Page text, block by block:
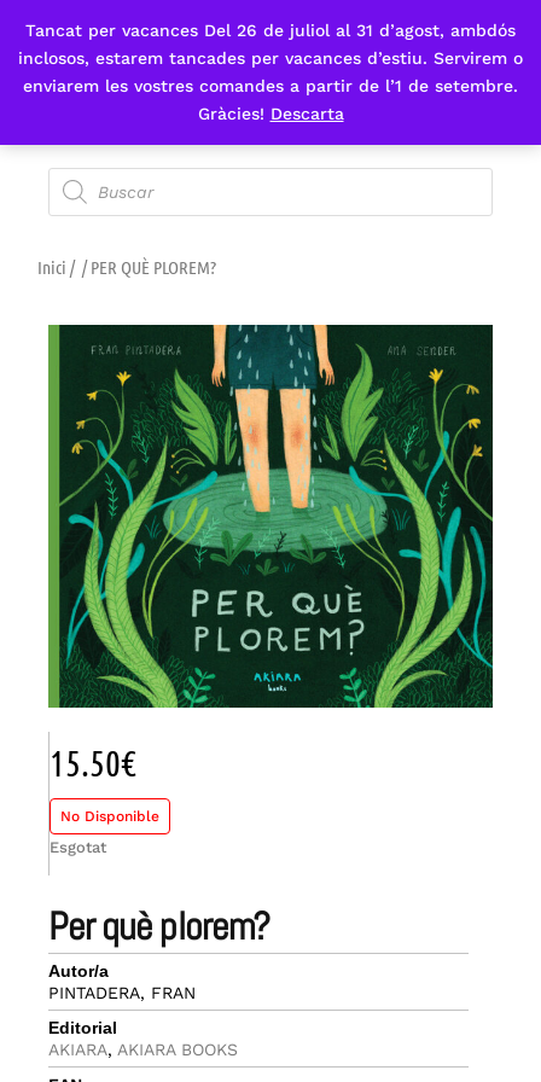
Tancat per vacances Del 26 de juliol al 31 d’agost, ambdós
inclosos, estarem tancades per vacances d’estiu. Servirem o
enviarem les vostres comandes a partir de l’1 de setembre.
Gràcies! Descarta
Fes-te'n sòcia
Inici / / PER QUÈ PLOREM?
per què plorem?
Autor/a
PINTADERA, FRAN
Editorial
AKIARA, AKIARA BOOKS
15.50€
No Disponible
Esgotat